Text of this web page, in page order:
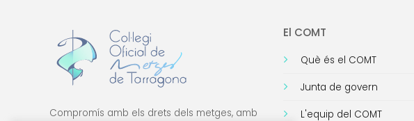
Compromís amb els drets dels metges, amb
El COMT
Què és el COMT
Junta de govern
L'equip del COMT